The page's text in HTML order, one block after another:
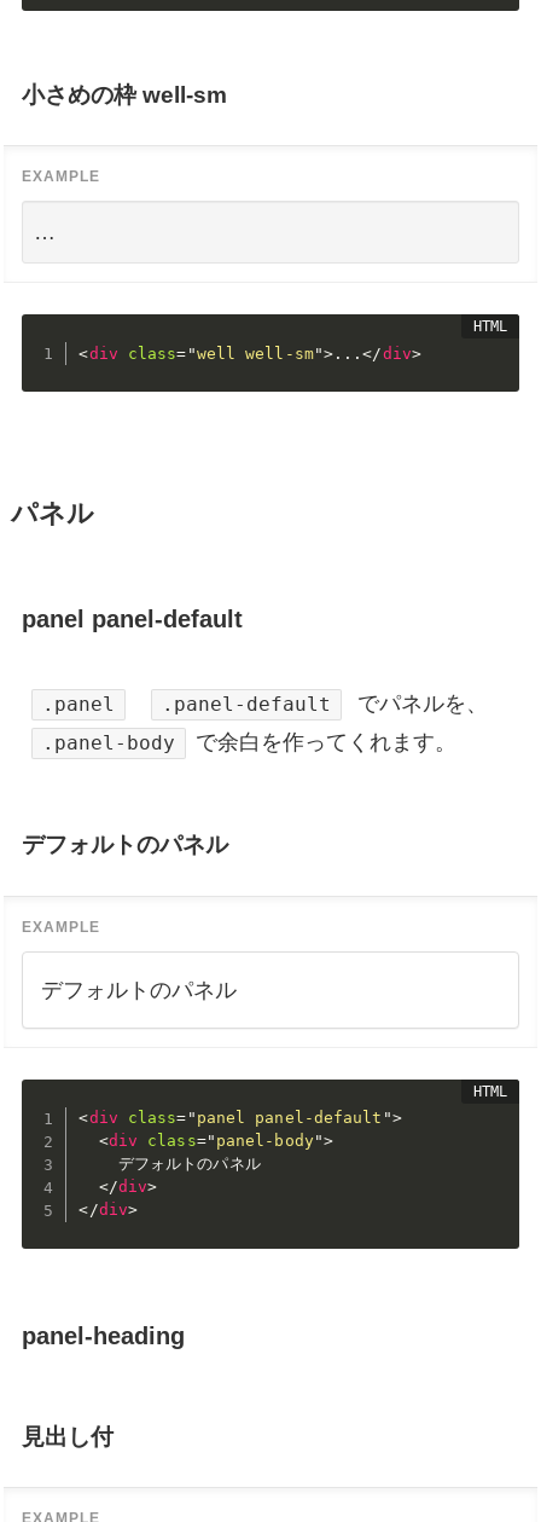
小さめの枠 well-sm
…
<div class= "well well-sm"> ...</div>
パネル
panel panel-default
.panel .panel-default でパネルを、
.panel-body で余白を作ってくれます。
デフォルトのパネル
デフォルトのパネル
<div class= " panel panel-default ">
<div class=" panel-body">
    デフォルトのパネル
</div>
</div>
panel-heading
見出し付